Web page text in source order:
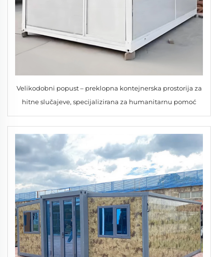
Velikodobni popust – preklopna kontejnerska prostorija za
hitne slučajeve, specijalizirana za humanitarnu pomoć